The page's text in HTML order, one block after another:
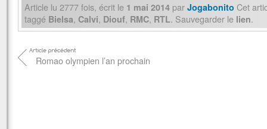
Article lu 2777fois, écrit le 1 mai 2014 par Jogabonito Cet
taggé Bielsa, Calvi, Diouf, RMC, RTL. Sauvegarder le lien.
Romao olympien l’an prochain